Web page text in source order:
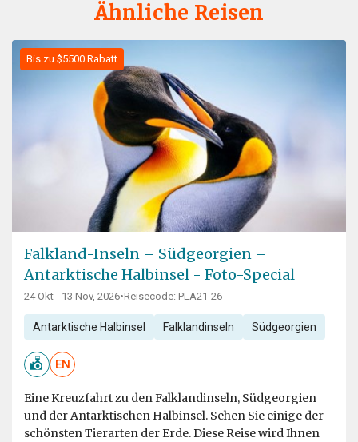
Ähnliche Reisen
Bis zu $5500 Rabatt
Falkland-Inseln – Südgeorgien –
Antarktische Halbinsel - Foto-Special
24 Okt - 13 Nov, 2026•Reisecode: PLA21-26
Antarktische Halbinsel Falklandinseln Südgeorgien
EN
Eine Kreuzfahrt zu den Falklandinseln, Südgeorgien
und der Antarktischen Halbinsel. Sehen Sie einige der
schönsten Tierarten der Erde. Diese Reise wird Ihnen